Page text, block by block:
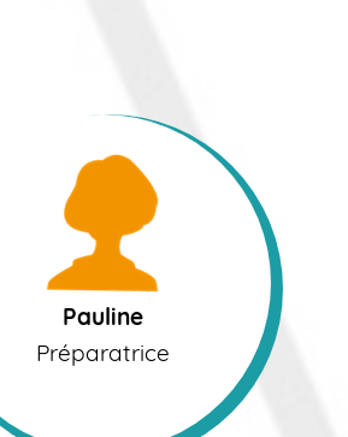
Pauline
Préparatrice
Pauline
Préparatrice